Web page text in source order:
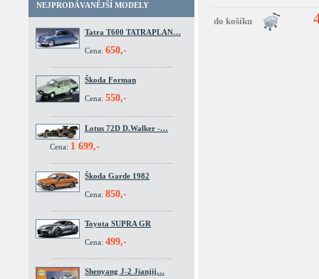
NEJPRODÁVANĚJŠÍ MODELY
Tatra T600 TATRAPLAN…
Cena: 650,-
Škoda Forman
Cena: 550,-
Lotus 72D D.Walker -…
Cena: 1 699,-
Škoda Garde 1982
Cena: 850,-
Toyota SUPRA GR
Cena: 499,-
Shenyang J-2 Jianjij…